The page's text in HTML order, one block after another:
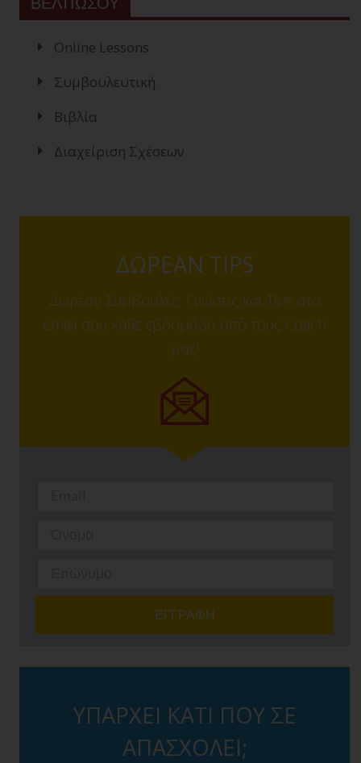
Online Lessons
Συμβουλευτική
Βιβλία
Διαχείριση Σχέσεων
ΔΩΡΕΑΝ TIPS
Δωρέαν Συμβουλές, Γνώσεις και Tips στο
email σου κάθε εβδομάδα από τους Coach
μας!
ΥΠΑΡΧΕΙ ΚΑΤΙ ΠΟΥ ΣΕ
ΑΠΑΣΧΟΛΕΙ;